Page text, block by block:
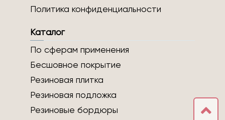
Политика конфиденциальности
Каталог
По сферам применения
Бесшовное покрытие
Резиновая плитка
Резиновая подложка
Резиновые бордюры